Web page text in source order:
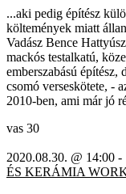
...aki pedig építész
költemények miatt
Vadász Bence
mackós testalkatú,
emberszabású
csomó verseskötete, -
2010-ben, ami már jó
vas 30
2020.08.30. @ 14:00 -
ÉS KERÁMIA